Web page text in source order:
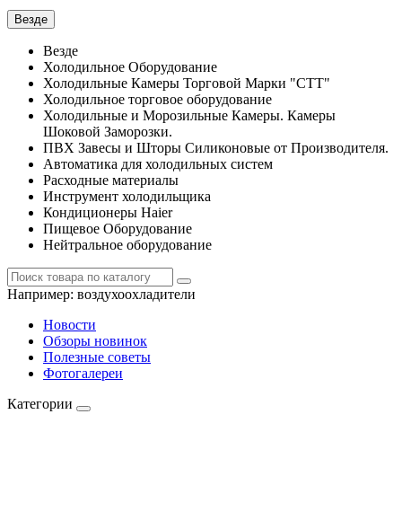
Везде
Везде
Холодильное Оборудование
Холодильные Камеры Торговой Марки "СТТ"
Холодильное торговое оборудование
Холодильные и Морозильные Камеры. Камеры
Шоковой Заморозки.
ПВХ Завесы и Шторы Силиконовые от Производителя.
Автоматика для холодильных систем
Расходные материалы
Инструмент холодильщика
Кондиционеры Haier
Пищевое Оборудование
Нейтральное оборудование
Например: воздухоохладители
Новости
Обзоры новинок
Полезные советы
Фотогалереи
Категории